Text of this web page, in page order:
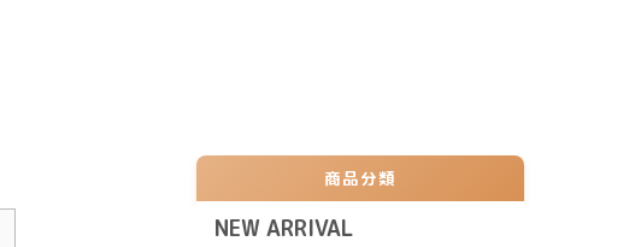
商品分類
NEW ARRIVAL